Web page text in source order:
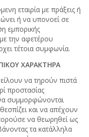
εταιρία με πράξεις ή
ή να υπονοεί σε
εμπορικής
την αφετέρου
τέτοια συμφωνία.
ΧΑΡΑΚΤΗΡΑ
να τηρούν πιστά
προστασίας
συμμορφώνονται
και να απέχουν
να θεωρηθεί ως
τα κατάλληλα